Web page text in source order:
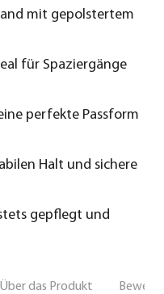
mit gepolstertem
für Spaziergänge
perfekte Passform
Halt und sichere
gepflegt und
Über das Produkt